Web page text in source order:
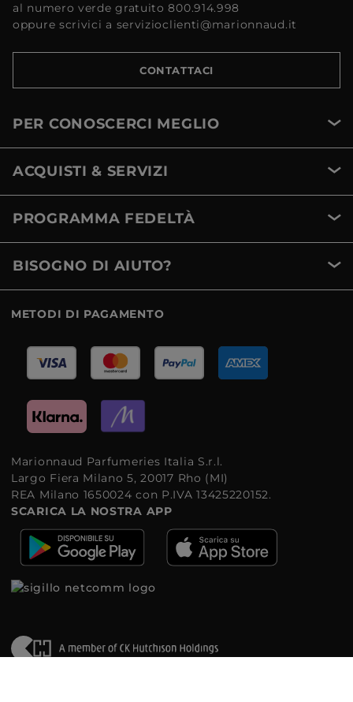
al numero verde gratuito 800.914.998
oppure scrivici a servizioclienti@marionnaud.it
CONTATTACI
PER CONOSCERCI MEGLIO
ACQUISTI & SERVIZI
PROGRAMMA FEDELTÀ
BISOGNO DI AIUTO?
METODI DI PAGAMENTO
Marionnaud Parfumeries Italia S.r.l.
Largo Fiera Milano 5, 20017 Rho (MI)
REA Milano 1650024 con P.IVA 13425220152.
SCARICA LA NOSTRA APP